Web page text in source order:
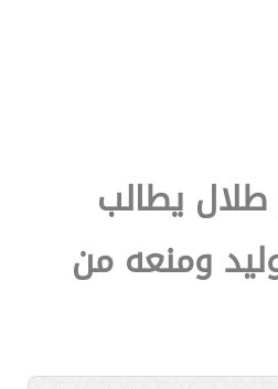
طلال يطالب
ومنعه من